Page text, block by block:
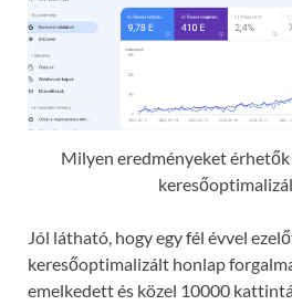
Milyen eredményeket érhetők
Jól látható, hogy egy fél évvel
keresőoptimalizált honlap
emelkedett és közel 10000